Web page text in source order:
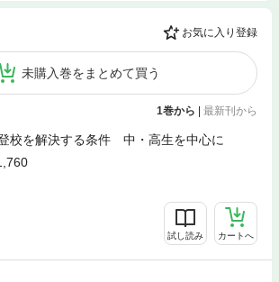
お気に入り登録
未購入巻をまとめて買う
1巻から 最新刊から
校を解決する条件 中・高生を中心に
試し読み カートへ